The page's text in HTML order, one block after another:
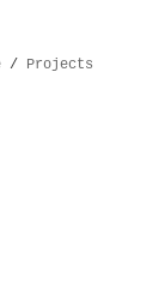
/ Projects